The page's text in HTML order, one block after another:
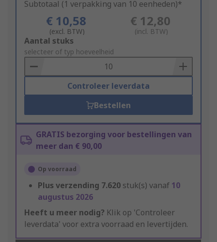
Subtotaal (1 verpakking van 10 eenheden)*
€ 10,58
(excl. BTW)
€ 12,80
(incl. BTW)
Add
to
Basket
Aantal stuks
selecteer of typ hoeveelheid
Controleer leverdata
Bestellen
GRATIS bezorging voor bestellingen van
meer dan € 90,00
Op voorraad
Plus verzending 7.620 stuk(s) vanaf 10
augustus 2026
Heeft u meer nodig? Klik op 'Controleer
leverdata' voor extra voorraad en levertijden.